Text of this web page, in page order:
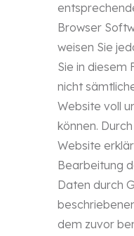
Browser
weisen Sie
Sie in diesem
nicht
Website voll
können.
Website
Bearbeitung
Daten durch
dem zuvor